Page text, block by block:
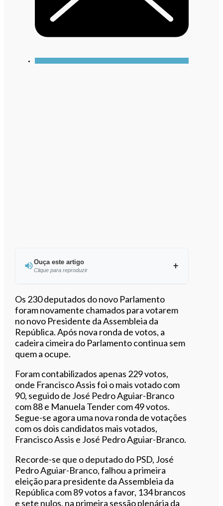
Ouça este artigo
Clique para reproduzir
Ouvir este artigo
Os 230 deputados do novo Parlamento
foram novamente chamados para votarem
no novo Presidente da Assembleia da
República. Após nova ronda de votos, a
cadeira cimeira do Parlamento continua sem
quem a ocupe.
Foram contabilizados apenas 229 votos,
onde Francisco Assis foi o mais votado com
90, seguido de José Pedro Aguiar-Branco
com 88 e Manuela Tender com 49 votos.
Segue-se agora uma nova ronda de votações
com os dois candidatos mais votados,
Francisco Assis e José Pedro Aguiar-Branco.
Recorde-se que o deputado do PSD, José
Pedro Aguiar-Branco, falhou a primeira
eleição para presidente da Assembleia da
República com 89 votos a favor, 134 brancos
e sete nulos, na primeira sessão plenária da